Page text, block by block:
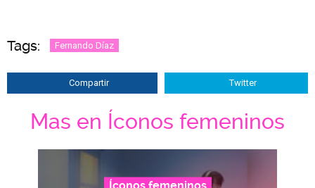
Tags: Fernando Díaz
Compartir Twitter
Mas en Íconos femeninos
Íconos femeninos